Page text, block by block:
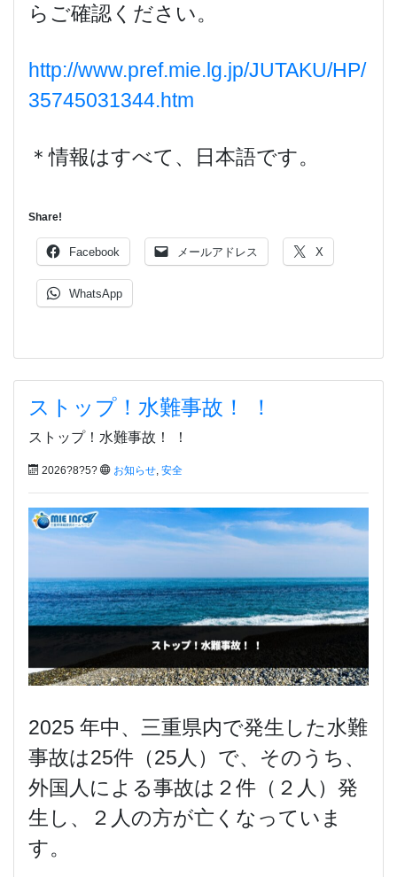
らご確認ください。
http://www.pref.mie.lg.jp/JUTAKU/HP/
35745031344.htm
＊情報はすべて、日本語です。
Share!
Facebook メールアドレス X
WhatsApp
ストップ！水難事故！ ！
ストップ！水難事故！ ！
2026?8?5? お知らせ 安全
2025 年中、三重県内で発生した水難
事故は25件（25人）で、そのうち、
外国人による事故は２件（２人）発
生し、２人の方が亡くなっていま
す。